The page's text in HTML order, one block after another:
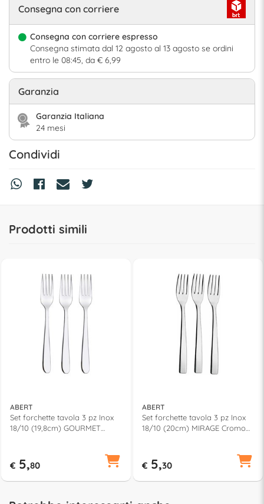
Consegna con corriere
Consegna con corriere espresso
Consegna stimata dal 12 agosto al 13 agosto se ordini
entro le 08:45, da € 6,99
Garanzia
Garanzia Italiana
24 mesi
Condividi
Prodotti simili
ABERT
Set forchette tavola 3 pz Inox
18/10 (19,8cm) GOURMET
€ 5,80
ABERT
Set forchette tavola 3 pz Inox
18/10 (20cm) MIRAGE Cromo
€ 5,30